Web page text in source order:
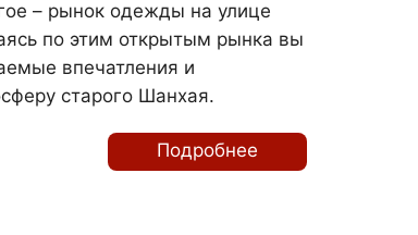
– рынок одежды на улице
по этим открытым рынка вы
впечатления и
старого Шанхая.
Подробнее